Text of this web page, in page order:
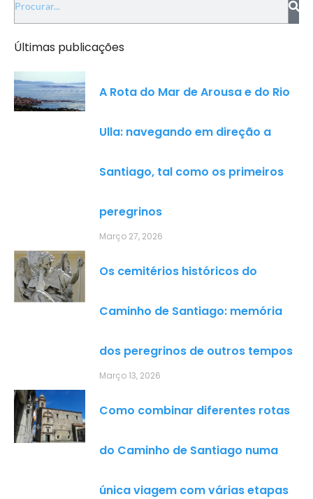
Últimas publicações
A Rota do Mar de Arousa e do Rio
Ulla: navegando em direção a
Santiago, tal como os primeiros
peregrinos
Março 27, 2026
Os cemitérios históricos do
Caminho de Santiago: memória
dos peregrinos de outros tempos
Março 13, 2026
Como combinar diferentes rotas
do Caminho de Santiago numa
única viagem com várias etapas